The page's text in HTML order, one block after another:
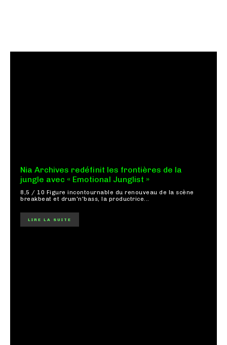
Nia Archives redéfinit les frontières de la
jungle avec « Emotional Junglist »
8,5 / 10 Figure incontournable du renouveau de la scène
breakbeat et drum'n'bass, la productrice...
LIRE LA SUITE